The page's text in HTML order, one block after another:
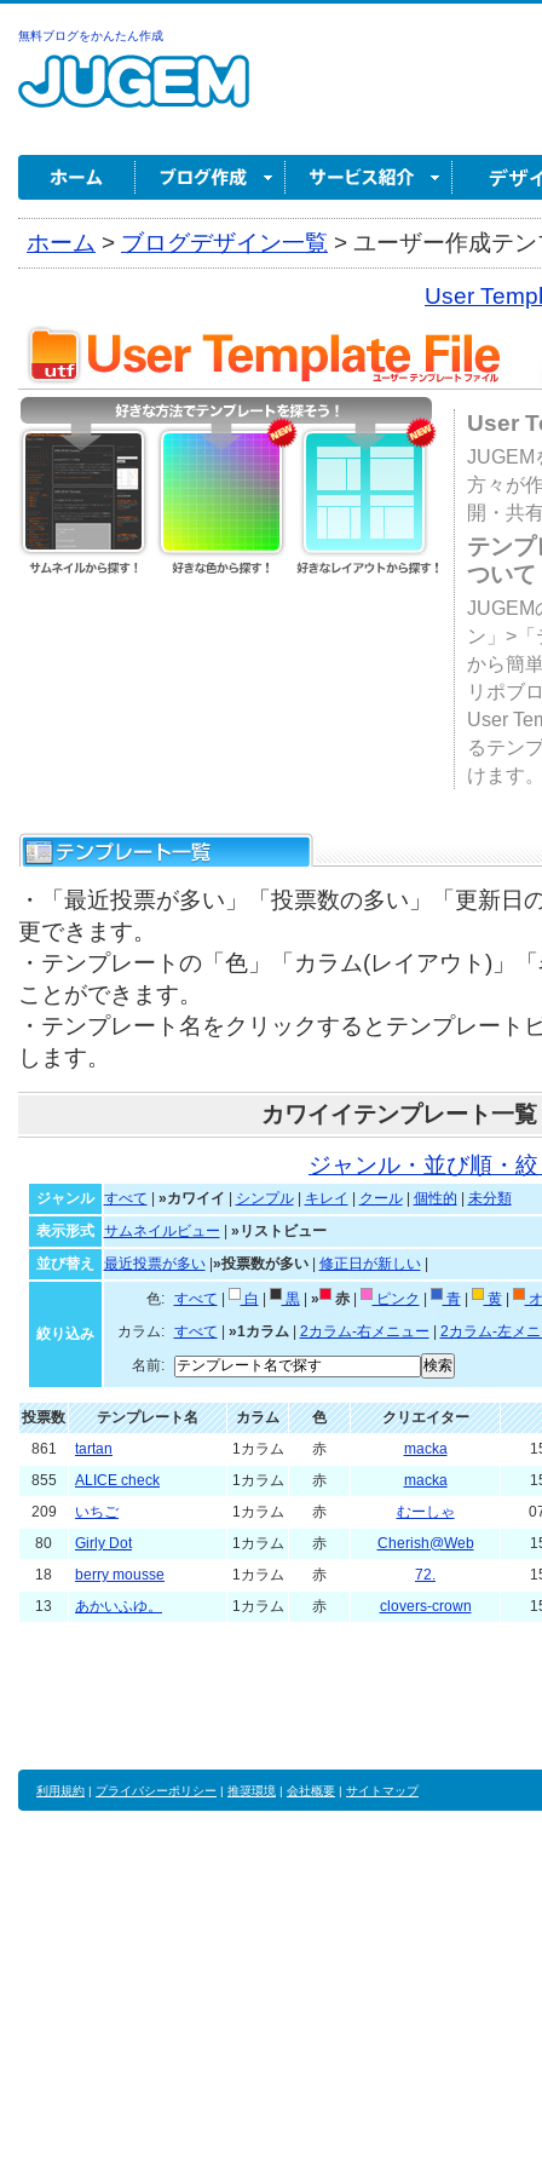
無料ブログをかんたん作成
ホーム > ブログデザイン一覧 > ユーザー作成テ
User
User
JUGEM
方々が
開・共
テン
ついて
JUGEM
ン」>
から簡
リポブ
User
るテン
けます
・「最近投票が多い」「投票数の多い」「更新日
更できます。
・テンプレートの「色」「カラム(レイアウト)」
ことができます。
・テンプレート名をクリックするとテンプレート
します。
カワイイテンプレート一覧
ジャンル・並び順・
ジャンル すべて »カワイイ シンプル| キレイ クール| 個性的
未分類
表示形式
サムネイルビュー
»リストビュー
並び替え
最近投票が多い| »投票数が多い| 修正日が新しい|
絞り込み
色: すべて 白 黒| » 赤| ピンク 青| 黄|
カラム:
すべて »1カラム| 2カラム-右メニュー
2カラム-左メ
名前:
投票数 テンプレート名 カラム 色
クリエイター
861
tartan 1カラム 赤 macka
855
ALICE check 1カラム 赤 macka
209
いちご 1カラム 赤 むーしゃ
80
Girly Dot 1カラム 赤 Cherish@Web
18
berry mousse 1カラム 赤 72.
13
あかいふゆ。 1カラム 赤 clovers-crown
利用規約 | プライバシーポリシー | 推奨環境 | 会社概要 | サイトマップ